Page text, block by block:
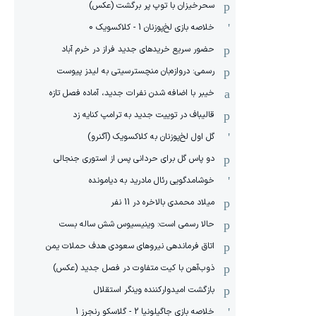
سحرخیزان با توپ پر برگشت (عکس)
خلاصه بازی لخ‌پوزنان 1 - کلاکسویک 0
حضور سریع خریدهای جدید فراز در خرم آباد
رسمی: دروازه‌بان منچسترسیتی به لیدز پیوست
خیبر با اضافه شدن نفرات جدید، آماده فصل تازه
قالیباف در توییت جدید به ترامپ کنایه زد
گل اول لخ‌پوزنان به کلاکسویک (آگنرو)
دو پاس گل برای حردانی پس از استوری جنجالی
خوشامدگویی رئال مادرید به دیامونده
میلاد محمدی بالاخره در 11 نفر
حالا رسمی است: وینیسیوس شش ساله بست
اتاق فرماندهی نیروهای سعودی هدف حملات یمن
ذوب‌آهن با کیت متفاوت در فصل جدید (عکس)
بازگشت امیدوارکننده وینگر استقلال
خلاصه بازی جاگیلونیا 2 - گلاسکو رنجرز 1